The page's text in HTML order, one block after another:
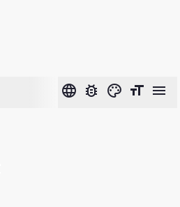
language bug_report color_lens format_size menu